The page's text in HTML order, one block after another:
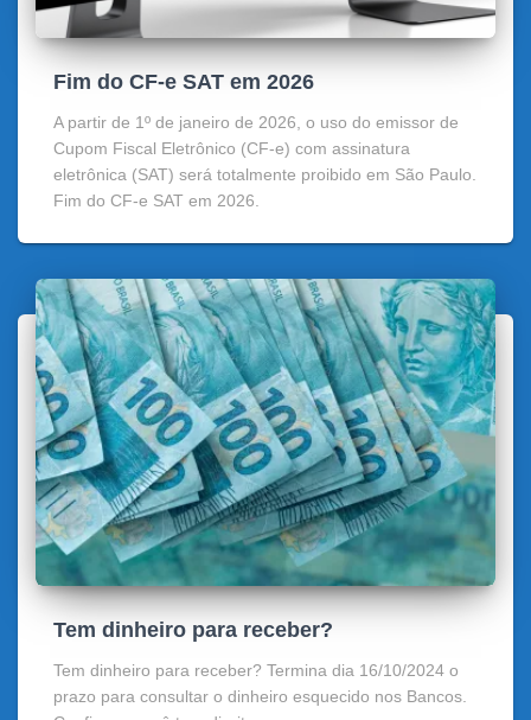
Fim do CF-e SAT em 2026
A partir de 1º de janeiro de 2026, o uso do emissor de
Cupom Fiscal Eletrônico (CF-e) com assinatura
eletrônica (SAT) será totalmente proibido em São Paulo.
Fim do CF-e SAT em 2026.
Tem dinheiro para receber?
Tem dinheiro para receber? Termina dia 16/10/2024 o
prazo para consultar o dinheiro esquecido nos Bancos.